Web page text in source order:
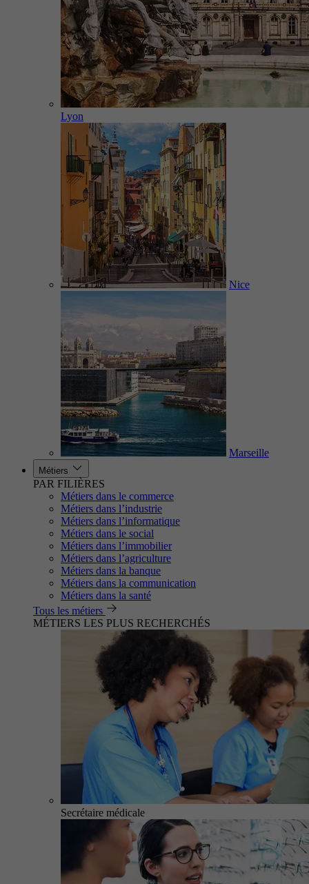
Lyon
Nice
Marseille
Métiers
PAR FILIÈRES
Métiers dans le commerce
Métiers dans l’industrie
Métiers dans l’informatique
Métiers dans le social
Métiers dans l’immobilier
Métiers dans l’agriculture
Métiers dans la banque
Métiers dans la communication
Métiers dans la santé
Tous les métiers
MÉTIERS LES PLUS RECHERCHÉS
Secrétaire médicale